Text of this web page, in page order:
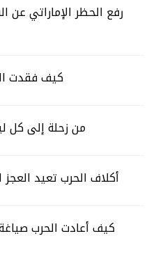
رفع الحظر الإماراتي عن
كيف فقدت
من زحلة إلى كل
أكلاف الحرب تعيد
كيف أعادت الحرب